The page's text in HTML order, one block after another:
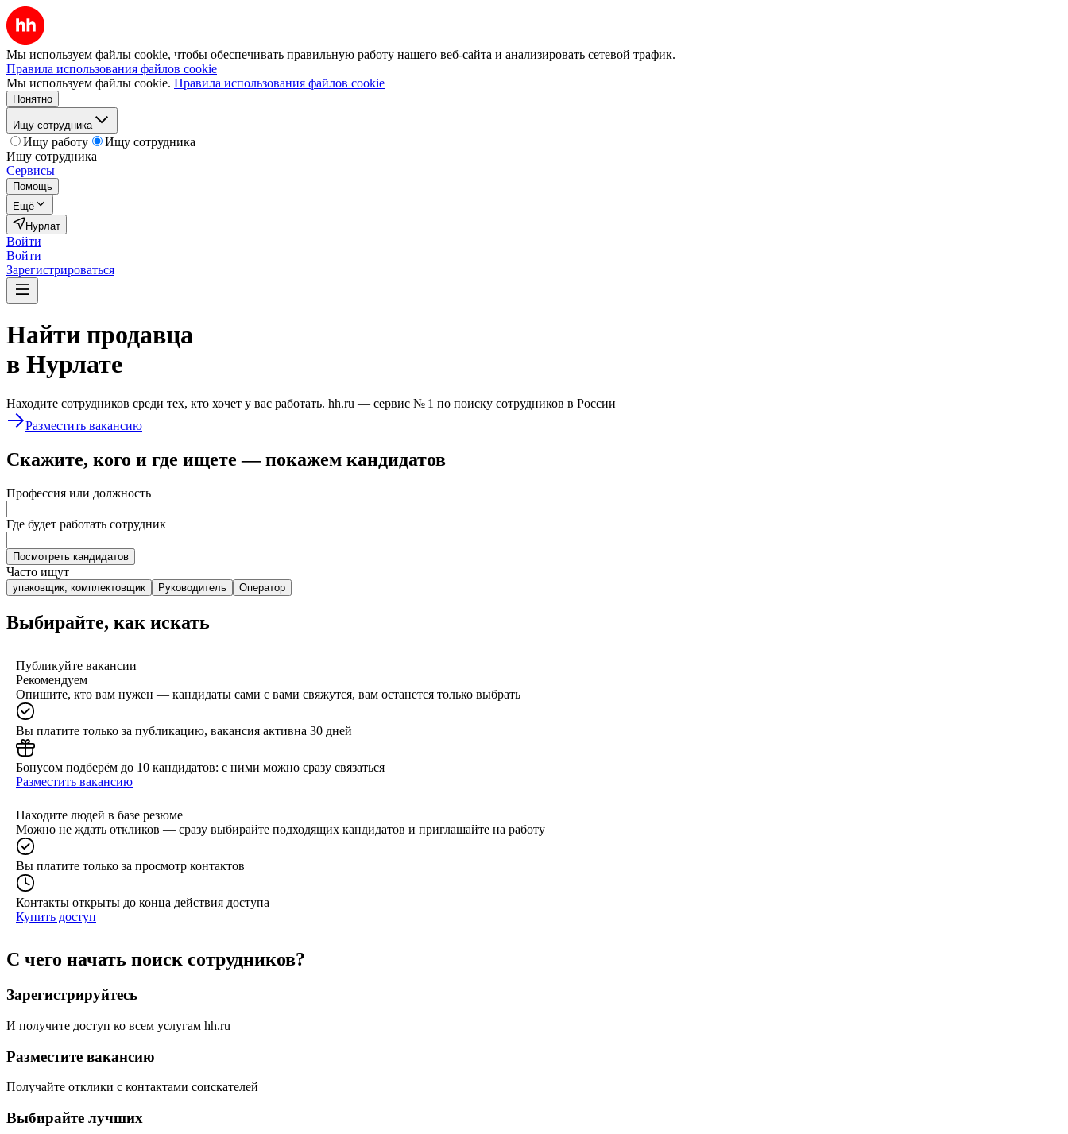
Мы используем файлы cookie, чтобы обеспечивать правильную работу нашего веб-сайта и анализировать сетевой трафик.
Правила использования файлов cookie
Мы используем файлы cookie. Правила использования файлов cookie
Понятно
Ищу сотрудника
Ищу работу
Ищу сотрудника
Ищу сотрудника
Сервисы
Помощь
Ещё
Нурлат
Войти
Войти
Зарегистрироваться
Найти продавца
в Нурлате
Находите сотрудников среди тех, кто хочет у вас работать. hh.ru — сервис № 1 по поиску сотрудников в России
Разместить вакансию
Скажите, кого и где ищете — покажем кандидатов
Профессия или должность
Где будет работать сотрудник
Посмотреть кандидатов
Часто ищут
упаковщик, комплектовщик Руководитель Оператор
Выбирайте, как искать
Публикуйте вакансии
Рекомендуем
Опишите, кто вам нужен — кандидаты сами с вами свяжутся, вам останется только выбрать
Вы платите только за публикацию, вакансия активна 30 дней
Бонусом подберём до 10 кандидатов: с ними можно сразу связаться
Разместить вакансию
Находите людей в базе резюме
Можно не ждать откликов — сразу выбирайте подходящих кандидатов и приглашайте на работу
Вы платите только за просмотр контактов
Контакты открыты до конца действия доступа
Купить доступ
С чего начать поиск сотрудников?
Зарегистрируйтесь
И получите доступ ко всем услугам hh.ru
Разместите вакансию
Получайте отклики с контактами соискателей
Выбирайте лучших